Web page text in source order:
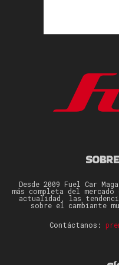
Desde 2009 Fuel Car
más completa del
actualidad, las
sobre el cambiante
Contáctanos: